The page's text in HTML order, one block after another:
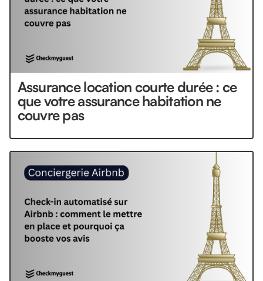
Assurance location courte durée : ce
que votre assurance habitation ne
couvre pas